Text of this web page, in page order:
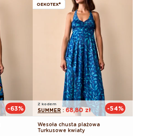
-63%
OEKOTEX®
Z kodem
SUMMER : 68,80 zł -54%
Wesoła chusta plażowa
Turkusowe kwiaty